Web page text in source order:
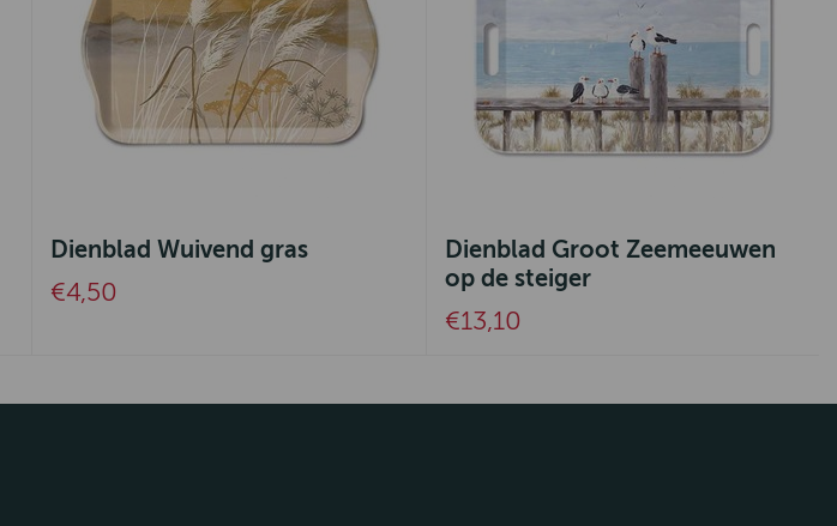
Dienblad Wuivend gras
€4,50
Dienblad Groot Zeemeeuwen
op de steiger
€13,10